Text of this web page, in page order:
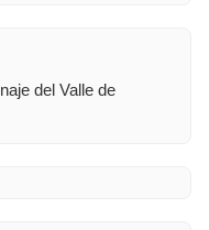
del Valle de